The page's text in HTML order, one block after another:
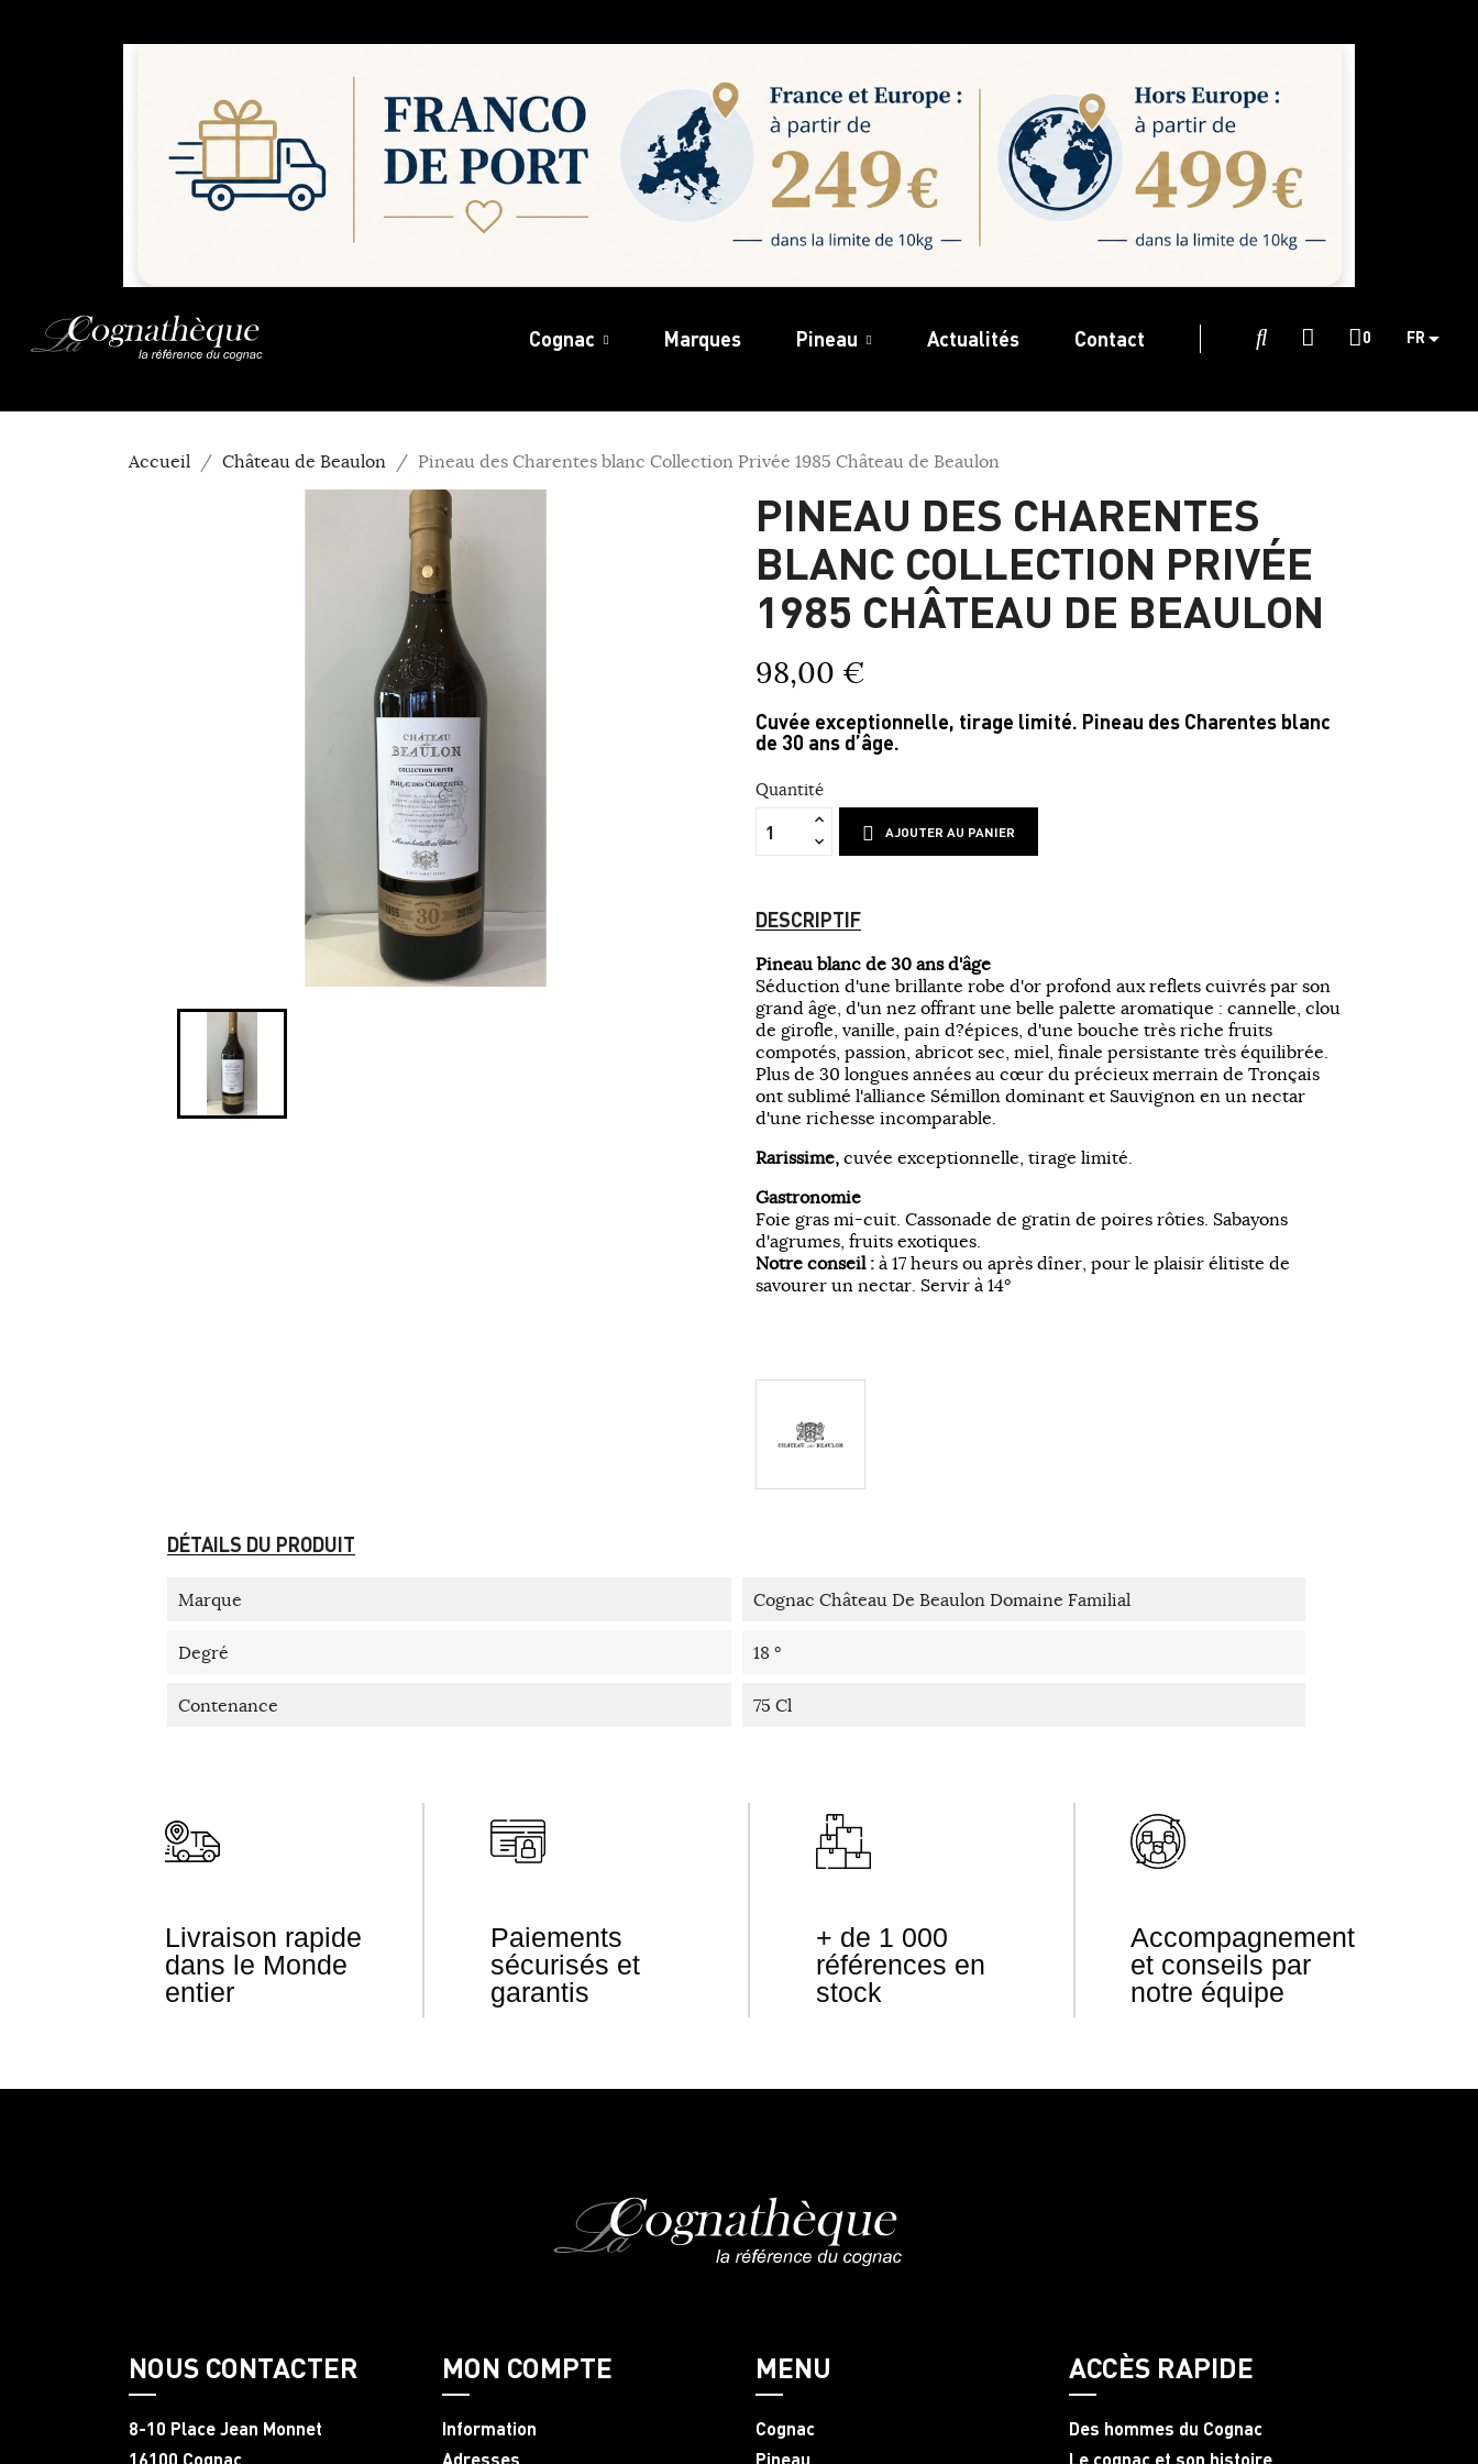
Cognac Marques Pineau Actualités Contact 0 FR
Accueil Château de Beaulon Pineau des Charentes blanc Collection Privée 1985 Château de Beaulon
PINEAU DES CHARENTES
BLANC COLLECTION PRIVÉE
1985 CHÂTEAU DE BEAULON
98,00 €
Cuvée exceptionnelle, tirage limité. Pineau des Charentes blanc
de 30 ans d’âge.
Quantité
AJOUTER AU PANIER
DESCRIPTIF
Pineau blanc de 30 ans d'âge
Séduction d'une brillante robe d'or profond aux reflets cuivrés par son
grand âge, d'un nez offrant une belle palette aromatique : cannelle, clou
de girofle, vanille, pain d?épices, d'une bouche très riche fruits
compotés, passion, abricot sec, miel, finale persistante très équilibrée.
Plus de 30 longues années au cœur du précieux merrain de Tronçais
ont sublimé l'alliance Sémillon dominant et Sauvignon en un nectar
d'une richesse incomparable.
Rarissime, cuvée exceptionnelle, tirage limité.
Gastronomie
Foie gras mi-cuit. Cassonade de gratin de poires rôties. Sabayons
d'agrumes, fruits exotiques.
Notre conseil : à 17 heurs ou après dîner, pour le plaisir élitiste de
savourer un nectar. Servir à 14°
DÉTAILS DU PRODUIT
Marque Cognac Château De Beaulon Domaine Familial
Degré 18 °
Contenance 75 Cl
Livraison rapide
dans le Monde
entier
Paiements
sécurisés et
garantis
+ de 1 000
références en
stock
Accompagnement
et conseils par
notre équipe
NOUS CONTACTER
8-10 Place Jean Monnet
16100 Cognac
MON COMPTE
Information
Adresses
MENU
Cognac
Pineau
ACCÈS RAPIDE
Des hommes du Cognac
Le cognac et son histoire